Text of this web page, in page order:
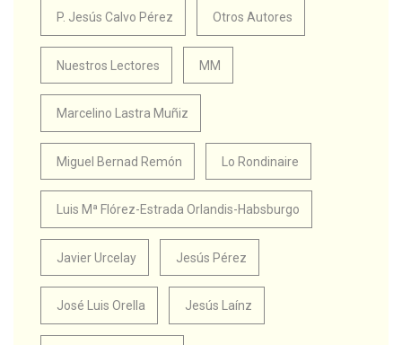
P. Jesús Calvo Pérez Otros Autores
Nuestros Lectores MM
Marcelino Lastra Muñiz
Miguel Bernad Remón Lo Rondinaire
Luis Mª Flórez-Estrada Orlandis-Habsburgo
Javier Urcelay Jesús Pérez
José Luis Orella Jesús Laínz